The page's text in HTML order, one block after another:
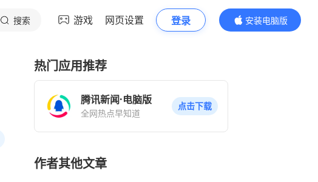
搜索 游戏 网页设置 登录
安装电脑版
内容更精彩
热门应用推荐
腾讯新闻·电脑版
全网热点早知道
点击下载
作者其他文章